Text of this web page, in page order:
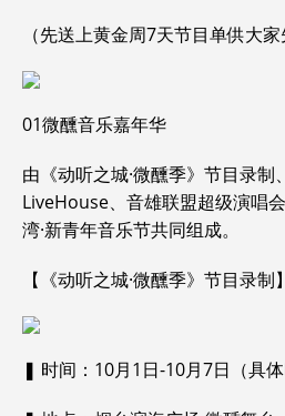
（先送上黄金周7天节目单供大家
01微醺音乐嘉年华
由《动听之城·微醺季》节目录制
LiveHouse、音雄联盟超级演唱
湾·新青年音乐节共同组成。
【《动听之城·微醺季》节目录制】
❚ 时间：10月1日-10月7日（具